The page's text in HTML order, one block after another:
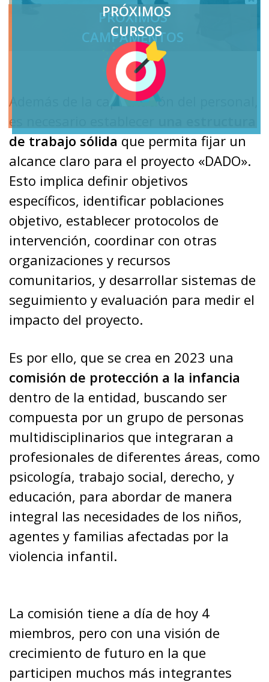
Además de la capacitación del personal,
es necesario establecer
de trabajo sólida que permita fijar un
alcance claro para el proyecto «DADO».
Esto implica definir objetivos
específicos, identificar poblaciones
objetivo, establecer protocolos de
intervención, coordinar con otras
organizaciones y recursos
comunitarios, y desarrollar sistemas de
seguimiento y evaluación para medir el
impacto del proyecto.
Es por ello, que se crea en 2023 una
comisión de protección a la infancia
dentro de la entidad, buscando ser
compuesta por un grupo de personas
multidisciplinarios que integraran a
profesionales de diferentes áreas, como
psicología, trabajo social, derecho, y
educación, para abordar de manera
integral las necesidades de los niños,
agentes y familias afectadas por la
violencia infantil.
La comisión tiene a día de hoy 4
miembros, pero con una visión de
crecimiento de futuro en la que
participen muchos más integrantes
PRÓXIMOS
CAMPAMENTOS
PRÓXIMOS
CURSOS